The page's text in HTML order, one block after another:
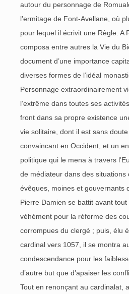
autour du personnage de
l’ermitage de Font-Avellane, où
pour lequel il écrivit une Règle. A
composa entre autres la Vie du
document d’une importance
diverses formes de l’idéal
Personnage extraordinairement
l’extrême dans toutes ses
front dans sa propre existence
vie solitaire, dont il est sans
convaincant en Occident, et un
politique qui le mena à travers
de médiateur dans des situations
évêques, moines et gouvernants
Pierre Damien se battit avant
véhément pour la réforme des
corrompues du clergé ; puis, élu
cardinal vers 1057, il se montra
condescendance pour les
d’autre but que d’apaiser les
Tout en renonçant au cardinalat,